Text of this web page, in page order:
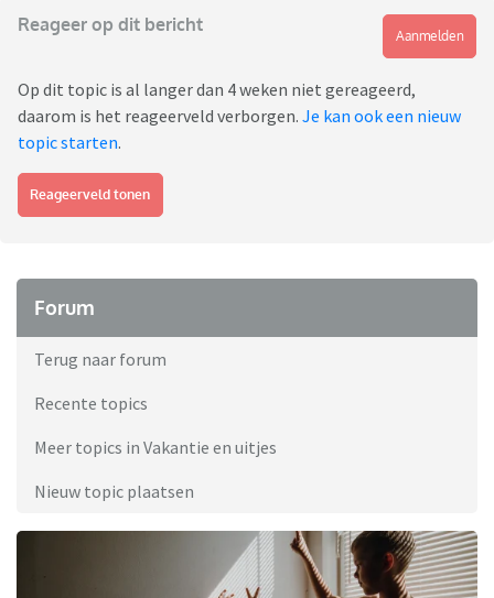
Reageer op dit bericht
Aanmelden
Op dit topic is al langer dan 4 weken niet gereageerd,
daarom is het reageerveld verborgen. Je kan ook een nieuw
topic starten.
Reageerveld tonen
Forum
Terug naar forum
Recente topics
Meer topics in Vakantie en uitjes
Nieuw topic plaatsen